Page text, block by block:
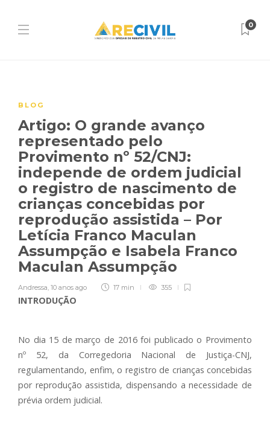
0
BLOG
Artigo: O grande avanço
representado pelo
Provimento nº 52/CNJ:
independe de ordem judicial
o registro de nascimento de
crianças concebidas por
reprodução assistida – Por
Letícia Franco Maculan
Assumpção e Isabela Franco
Maculan Assumpção
Andressa, 10 anos ago 17 min 355
INTRODUÇÃO
No dia 15 de março de 2016 foi publicado o Provimento
nº 52, da Corregedoria Nacional de Justiça-CNJ,
regulamentando, enfim, o registro de crianças concebidas
por reprodução assistida, dispensando a necessidade de
prévia ordem judicial.